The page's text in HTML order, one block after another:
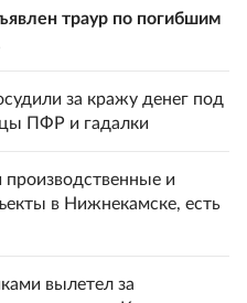
траур по погибшим
за кражу денег под
ПФР и гадалки
и
в Нижнекамске, есть
вылетел за